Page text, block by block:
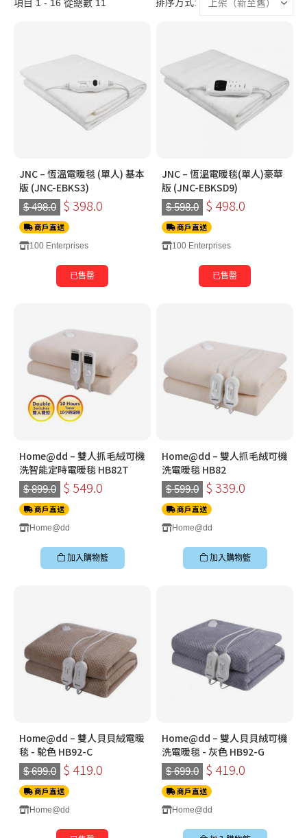
項目 1 - 16 從總數 11
JNC – 恆溫電暖毯 (單人) 基本
版 (JNC-EBKS3)
$ 498.0 $ 398.0
商戶直送
100 Enterprises
已售罄
JNC – 恆溫電暖毯(單人)豪華
版 (JNC-EBKSD9)
$ 598.0 $ 498.0
商戶直送
100 Enterprises
已售罄
Home@dd – 雙人抓毛絨可機
洗智能定時電暖毯 HB82T
$ 899.0 $ 549.0
商戶直送
Home@dd
加入購物籃
Home@dd – 雙人抓毛絨可機
洗電暖毯 HB82
$ 599.0 $ 339.0
商戶直送
Home@dd
加入購物籃
Home@dd – 雙人貝貝絨電暖
毯 - 駝色 HB92-C
$ 699.0 $ 419.0
商戶直送
Home@dd
Home@dd – 雙人貝貝絨可機
洗電暖毯 - 灰色 HB92-G
$ 699.0 $ 419.0
商戶直送
Home@dd